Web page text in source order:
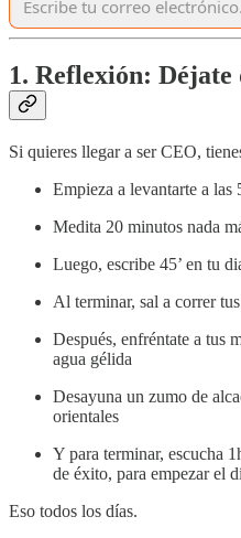
1. Reflexión: Déjate
Si quieres llegar a ser CEO,
Empieza a levantarte a las
Medita 20 minutos nada
Luego, escribe 45’ en tu
Al terminar, sal a correr
Después, enfréntate a tus
agua gélida
Desayuna un zumo de
orientales
Y para terminar, escucha
de éxito, para empezar el
Eso todos los días.